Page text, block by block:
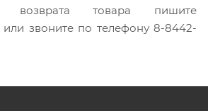
товара пишите
или звоните по телефону 8-8442-